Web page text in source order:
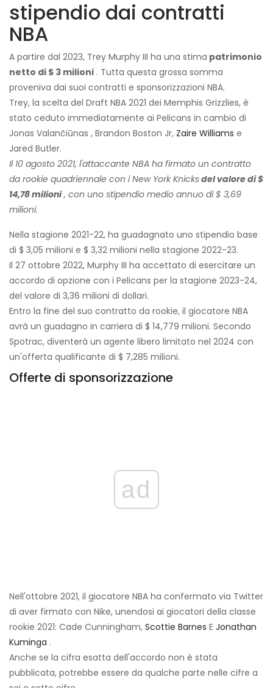
stipendio dai contratti
NBA
A partire dal 2023, Trey Murphy III ha una stima patrimonio
netto di $ 3 milioni . Tutta questa grossa somma
proveniva dai suoi contratti e sponsorizzazioni NBA.
Trey, la scelta del Draft NBA 2021 dei Memphis Grizzlies, è
stato ceduto immediatamente ai Pelicans in cambio di
Jonas Valančiūnas , Brandon Boston Jr, Zaire Williams e
Jared Butler.
Il 10 agosto 2021, l'attaccante NBA ha firmato un contratto
da rookie quadriennale con i New York Knicksdel valore di $
14,78 milioni, con uno stipendio medio annuo di $ 3,69
milioni.
Nella stagione 2021-22, ha guadagnato uno stipendio base
di $ 3,05 milioni e $ 3,32 milioni nella stagione 2022-23.
Il 27 ottobre 2022, Murphy III ha accettato di esercitare un
accordo di opzione con i Pelicans per la stagione 2023-24,
del valore di 3,36 milioni di dollari.
Entro la fine del suo contratto da rookie, il giocatore NBA
avrà un guadagno in carriera di $ 14,779 milioni. Secondo
Spotrac, diventerà un agente libero limitato nel 2024 con
un'offerta qualificante di $ 7,285 milioni.
Offerte di sponsorizzazione
ad
Nell'ottobre 2021, il giocatore NBA ha confermato via Twitter
di aver firmato con Nike, unendosi ai giocatori della classe
rookie 2021: Cade Cunningham, Scottie Barnes E Jonathan
Kuminga .
Anche se la cifra esatta dell'accordo non è stata
pubblicata, potrebbe essere da qualche parte nelle cifre a